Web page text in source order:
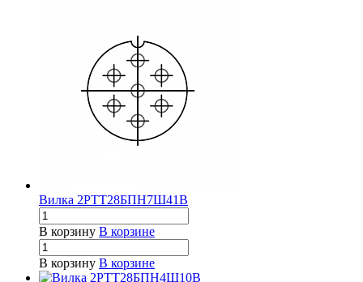
Вилка 2РТТ28БПН7Ш41В
В корзину В корзине
В корзину В корзине